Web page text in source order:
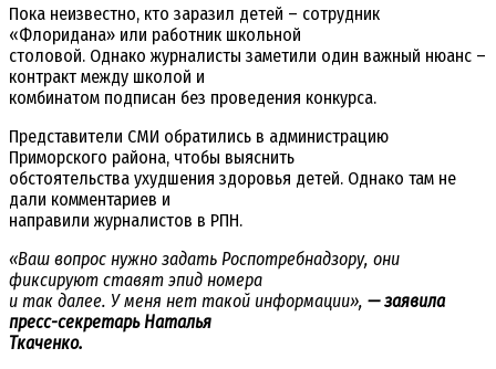
Пока неизвестно, кто заразил детей – сотрудник
«Флоридана» или работник школьной
столовой. Однако журналисты заметили один важный нюанс –
контракт между школой и
комбинатом подписан без проведения конкурса.
Представители СМИ обратились в администрацию
Приморского района, чтобы выяснить
обстоятельства ухудшения здоровья детей. Однако там не
дали комментариев и
направили журналистов в РПН.
«Ваш вопрос нужно задать Роспотребнадзору, они
фиксируют ставят эпид номера
и так далее. У меня нет такой информации», — заявила
пресс-секретарь Наталья
Ткаченко.